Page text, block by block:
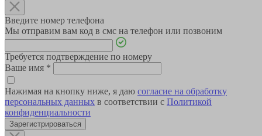
Введите номер телефона
Мы отправим вам код в смс на телефон или позвоним
Требуется подтверждение по номеру
Ваше имя *
Нажимая на кнопку ниже, я даю согласие на обработку
персональных данных в соответствии с Политикой
конфиденциальности
Зарегистрироваться